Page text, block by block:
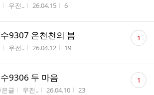
작성자
우전.. 작성시간
26.04.15 조회수
6
9307 온천천의 봄
작성자
우전.. 작성시간
26.04.12 조회수
19
댓
글 1
9306 두 마음
글 작성자
우전.. 작성시간
26.04.10 조회수
23
댓
글 1